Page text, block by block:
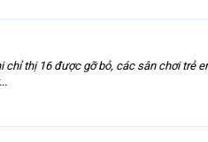
thị 16 được gỡ bỏ, các sân chơi trẻ